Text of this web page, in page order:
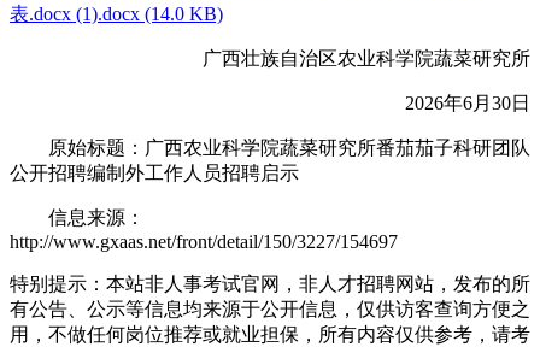
表.docx (1).docx (14.0 KB)
广西壮族自治区农业科学院蔬菜研究所
2026年6月30日
原始标题：广西农业科学院蔬菜研究所番茄茄子科研团队
公开招聘编制外工作人员招聘启示
信息来源：
http://www.gxaas.net/front/detail/150/3227/154697
特别提示：本站非人事考试官网，非人才招聘网站，发布的所
有公告、公示等信息均来源于公开信息，仅供访客查询方便之
用，不做任何岗位推荐或就业担保，所有内容仅供参考，请考